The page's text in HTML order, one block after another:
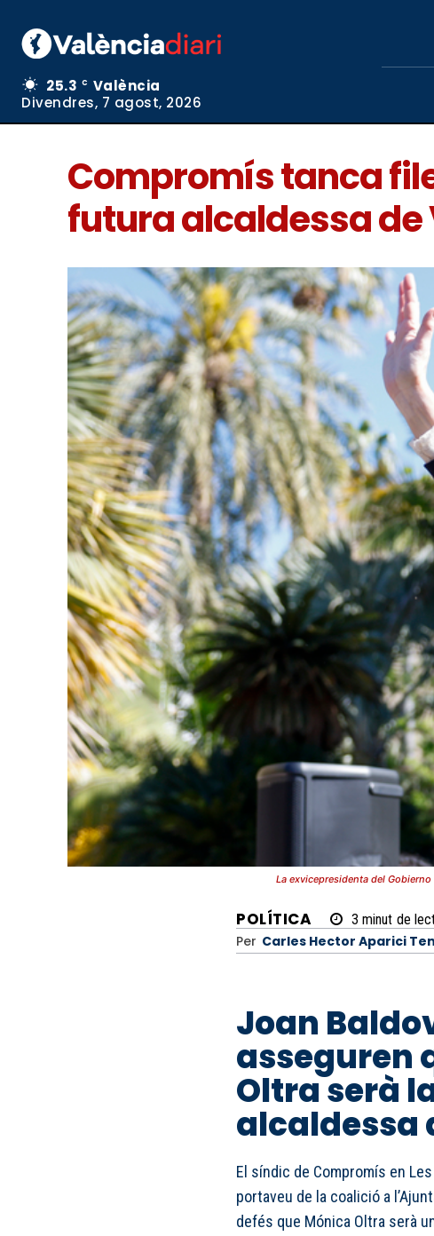
25.3 C
València
Divendres, 7 agost, 2026
Compromís tanca
futura alcaldessa de
La exvicepresidenta del
POLÍTICA 3 minut de
Per Carles Hector Aparici
Joan
asseguren
Oltra serà
alcaldessa
El síndic de Compromís en
portaveu de la coalició a
defés que Mónica Oltra serà